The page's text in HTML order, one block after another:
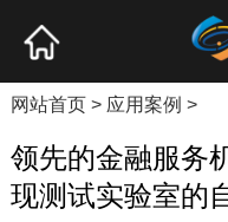
产
网站首页> 应用案例 >
领先的金融服务
现测试实验室的